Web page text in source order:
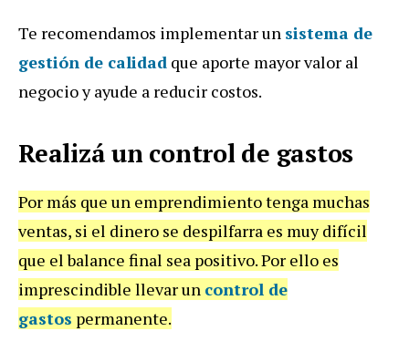
Te recomendamos implementar un sistema de
gestión de calidad que aporte mayor valor al
negocio y ayude a reducir costos.
Realizá un control de gastos
Por más que un emprendimiento tenga muchas
ventas, si el dinero se despilfarra es muy difícil
que el balance final sea positivo. Por ello es
imprescindible llevar un control de
gastos permanente.